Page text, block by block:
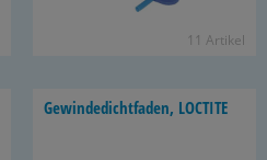
11 Ar­ti­kel
Ge­win­de­dicht­fa­den, LOC­TI­TE